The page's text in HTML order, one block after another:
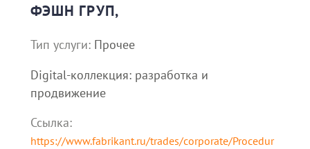
ФЭШН ГРУП,
Тип услуги: Прочее
Digital-коллекция: разработка и
продвижение
Ссылка:
https://www.fabrikant.ru/trades/corporate/Procedur